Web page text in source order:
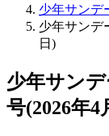
少年サンデ
少年サンデ
日)
少年サンデ
号(2026年4